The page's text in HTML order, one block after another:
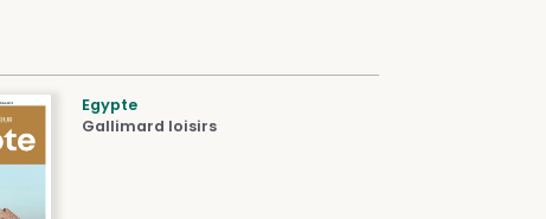
Egypte
Gallimard loisirs